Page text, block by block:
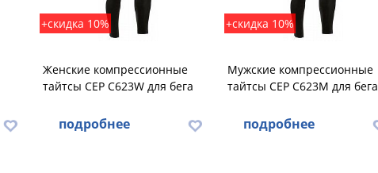
+скидка 10%
Женские компрессионные
тайтсы CEP C623W для бега
подробнее
+скидка 10%
Мужские компрессионные
тайтсы CEP C623M для бега
подробнее